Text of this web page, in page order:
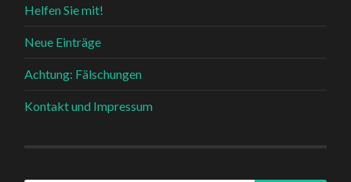
Helfen Sie mit!
Neue Einträge
Achtung: Fälschungen
Kontakt und Impressum